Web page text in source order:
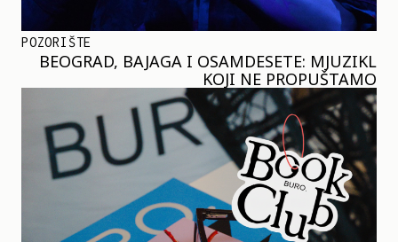
POZORIŠTE
BEOGRAD, BAJAGA I OSAMDESETE: MJUZIKL
KOJI NE PROPUŠTAMO